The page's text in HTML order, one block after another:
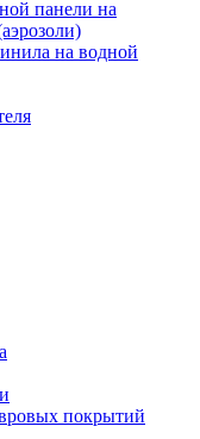
панели на
на водной
покрытий